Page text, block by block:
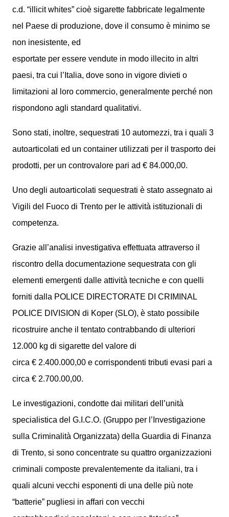
c.d. “illicit whites” cioè sigarette fabbricate legalmente
nel Paese di produzione, dove il consumo è minimo se
non inesistente, ed
esportate per essere vendute in modo illecito in altri
paesi, tra cui l’Italia, dove sono in vigore divieti o
limitazioni al loro commercio, generalmente perché non
rispondono agli standard qualitativi.
Sono stati, inoltre, sequestrati 10 automezzi, tra i quali 3
autoarticolati ed un container utilizzati per il trasporto dei
prodotti, per un controvalore pari ad € 84.000,00.
Uno degli autoarticolati sequestrati è stato assegnato ai
Vigili del Fuoco di Trento per le attività istituzionali di
competenza.
Grazie all’analisi investigativa effettuata attraverso il
riscontro della documentazione sequestrata con gli
elementi emergenti dalle attività tecniche e con quelli
forniti dalla POLICE DIRECTORATE DI CRIMINAL
POLICE DIVISION di Koper (SLO), è stato possibile
ricostruire anche il tentato contrabbando di ulteriori
12.000 kg di sigarette del valore di
circa € 2.400.000,00 e corrispondenti tributi evasi pari a
circa € 2.700.00,00.
Le investigazioni, condotte dai militari dell’unità
specialistica del G.I.C.O. (Gruppo per l’Investigazione
sulla Criminalità Organizzata) della Guardia di Finanza
di Trento, si sono concentrate su quattro organizzazioni
criminali composte prevalentemente da italiani, tra i
quali alcuni vecchi esponenti di una delle più note
“batterie” pugliesi in affari con vecchi